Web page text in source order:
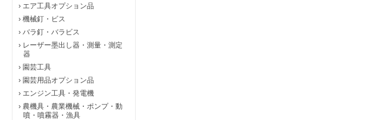
› エア工具オプション品
› 機械釘・ビス
› バラ釘・バラビス
› レーザー墨出し器・測量・測定
器
› 園芸工具
› 園芸用品オプション品
› エンジン工具・発電機
› 農機具・農業機械・ポンプ・動
噴・噴霧器・漁具